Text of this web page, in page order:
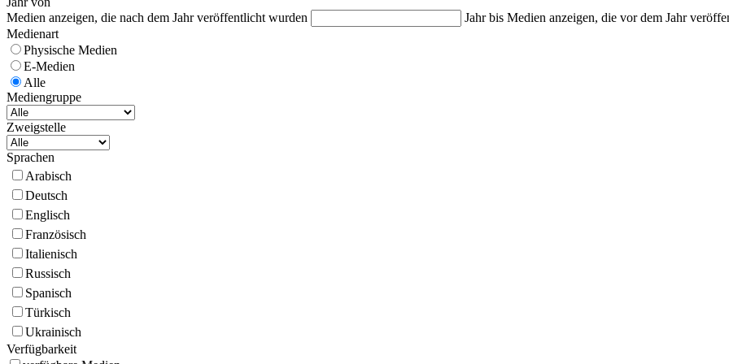
Medien anzeigen, die nach dem Jahr veröffentlicht wurden
Jahr bis Medien anzeigen, die vor dem Jahr
Medienart
Physische Medien
E-Medien
Alle
Mediengruppe
Zweigstelle
Sprachen
Arabisch
Deutsch
Englisch
Französisch
Italienisch
Russisch
Spanisch
Türkisch
Ukrainisch
Verfügbarkeit